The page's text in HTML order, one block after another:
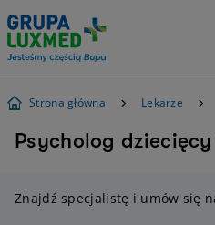
Strona główna Lekarze
Psycholog
Znajdź specjalistę i umów się